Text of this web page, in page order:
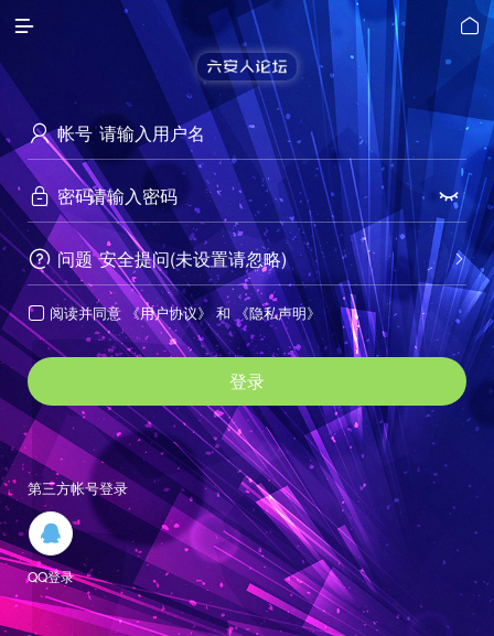
 
 帐号
 密码 
 问题 
安全提问(未设置请忽略)
 阅读并同意 《用户协议》 和 《隐私声明》
登录
第三方帐号登录

QQ登录